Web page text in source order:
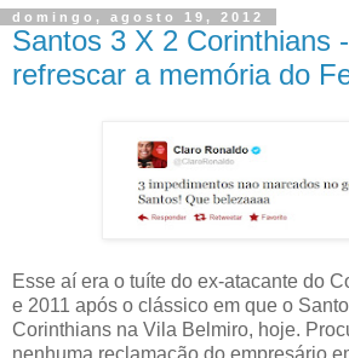
domingo, agosto 19, 2012
Santos 3 X 2 Corinthians
refrescar a memória do
Esse aí era o tuíte do ex-atacante do
e 2011 após o clássico em que o
Corinthians na Vila Belmiro, hoje.
nenhuma reclamação do empresário